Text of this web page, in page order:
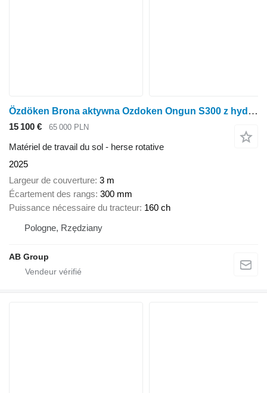
Özdöken Brona aktywna Ozdoken Ongun S300 z hydropackiem
15 100 € 65 000 PLN
Matériel de travail du sol - herse rotative
2025
Largeur de couverture 3 m
Écartement des rangs 300 mm
Puissance nécessaire du tracteur 160 ch
Pologne, Rzędziany
AB Group